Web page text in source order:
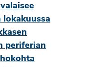
lokakuussa
periferian